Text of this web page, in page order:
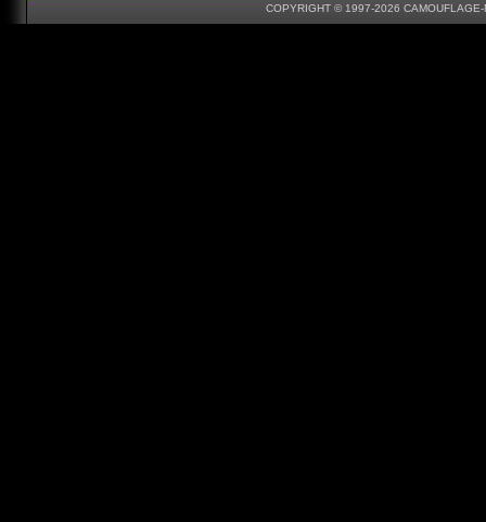
COPYRIGHT © 1997-2026 CAMOUFLAGE-